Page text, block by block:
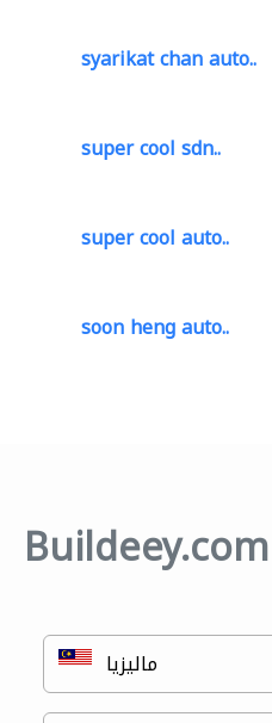
syarikat chan auto..
super cool sdn..
super cool auto..
soon heng auto..
Buildeey.com